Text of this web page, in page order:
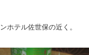
ホテル佐世保の近く。